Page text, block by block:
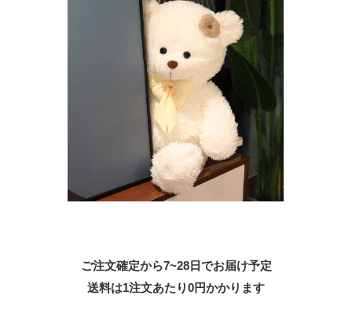
ご注文確定から7~28日でお届け予定
送料は1注文あたり0円かかります